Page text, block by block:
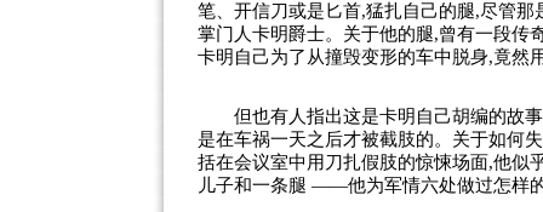
笔、开信刀或是匕首,猛扎自己的腿,尽管
掌门人卡明爵士。关于他的腿,曾有一段传
卡明自己为了从撞毁变形的车中脱身,竟然
但也有人指出这是卡明自己胡编的故事,
是在车祸一天之后才被截肢的。关于如何
括在会议室中用刀扎假肢的惊悚场面,他
儿子和一条腿 ——他为军情六处做过怎样